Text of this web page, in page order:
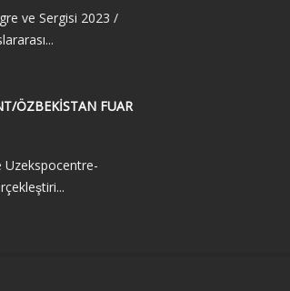
ve Sergisi 2023 /
ÖZBEKİSTAN FUAR
Uzekspocentre-